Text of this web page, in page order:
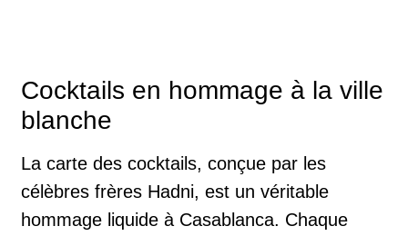
Cocktails en hommage à la ville
blanche
La carte des cocktails, conçue par les
célèbres frères Hadni, est un véritable
hommage liquide à Casablanca. Chaque